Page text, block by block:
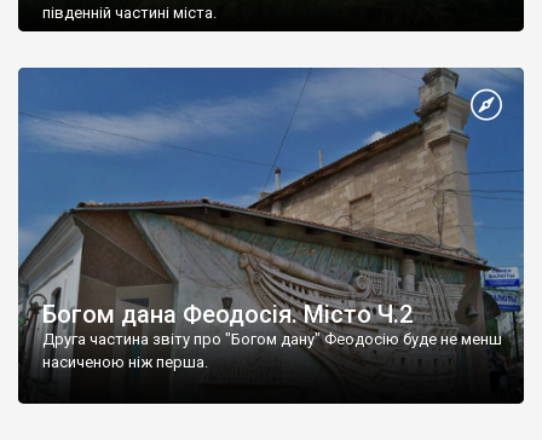
південній частині міста.
Богом дана Феодосія. Місто Ч.2
Друга частина звіту про "Богом дану" Феодосію буде не менш
насиченою ніж перша.